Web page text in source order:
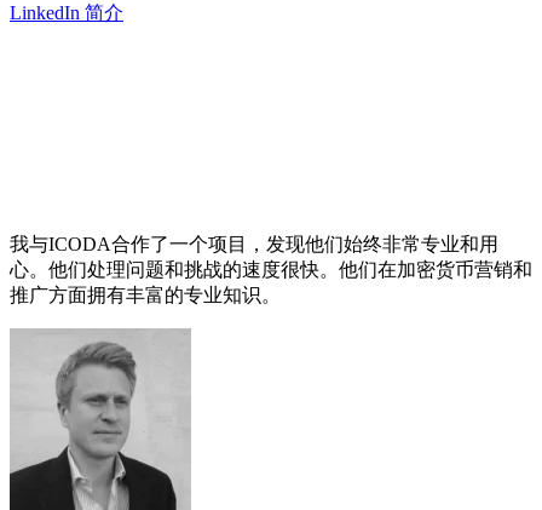
LinkedIn 简介
我与ICODA合作了一个项目，发现他们始终非常专业和用
心。他们处理问题和挑战的速度很快。他们在加密货币营销和
推广方面拥有丰富的专业知识。